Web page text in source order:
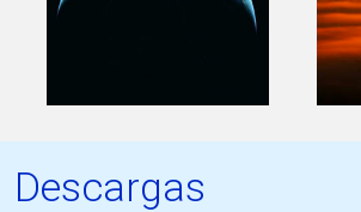
Descargas